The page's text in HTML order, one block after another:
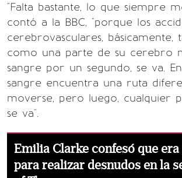
"Falta bastante, lo que siempre
contó a la BBC, "porque los
cerebrovasculares, básicamente,
como una parte de su cerebro
sangre por un segundo, se va.
sangre encuentra una ruta
moverse, pero luego, cualquier
se va".
Emilia Clarke confesó que
para realizar desnudos en la